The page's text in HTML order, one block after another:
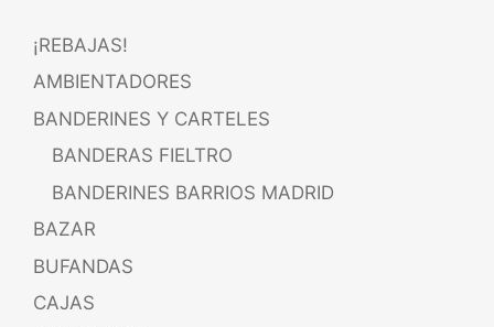
¡REBAJAS!
AMBIENTADORES
BANDERINES Y CARTELES
BANDERAS FIELTRO
BANDERINES BARRIOS MADRID
BAZAR
BUFANDAS
CAJAS